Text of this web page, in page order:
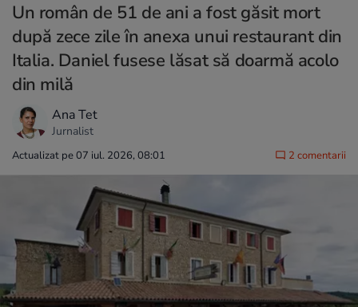
Un român de 51 de ani a fost găsit mort
după zece zile în anexa unui restaurant din
Italia. Daniel fusese lăsat să doarmă acolo
din milă
Ana Tet
Jurnalist
Actualizat pe 07 iul. 2026, 08:01 2 comentarii